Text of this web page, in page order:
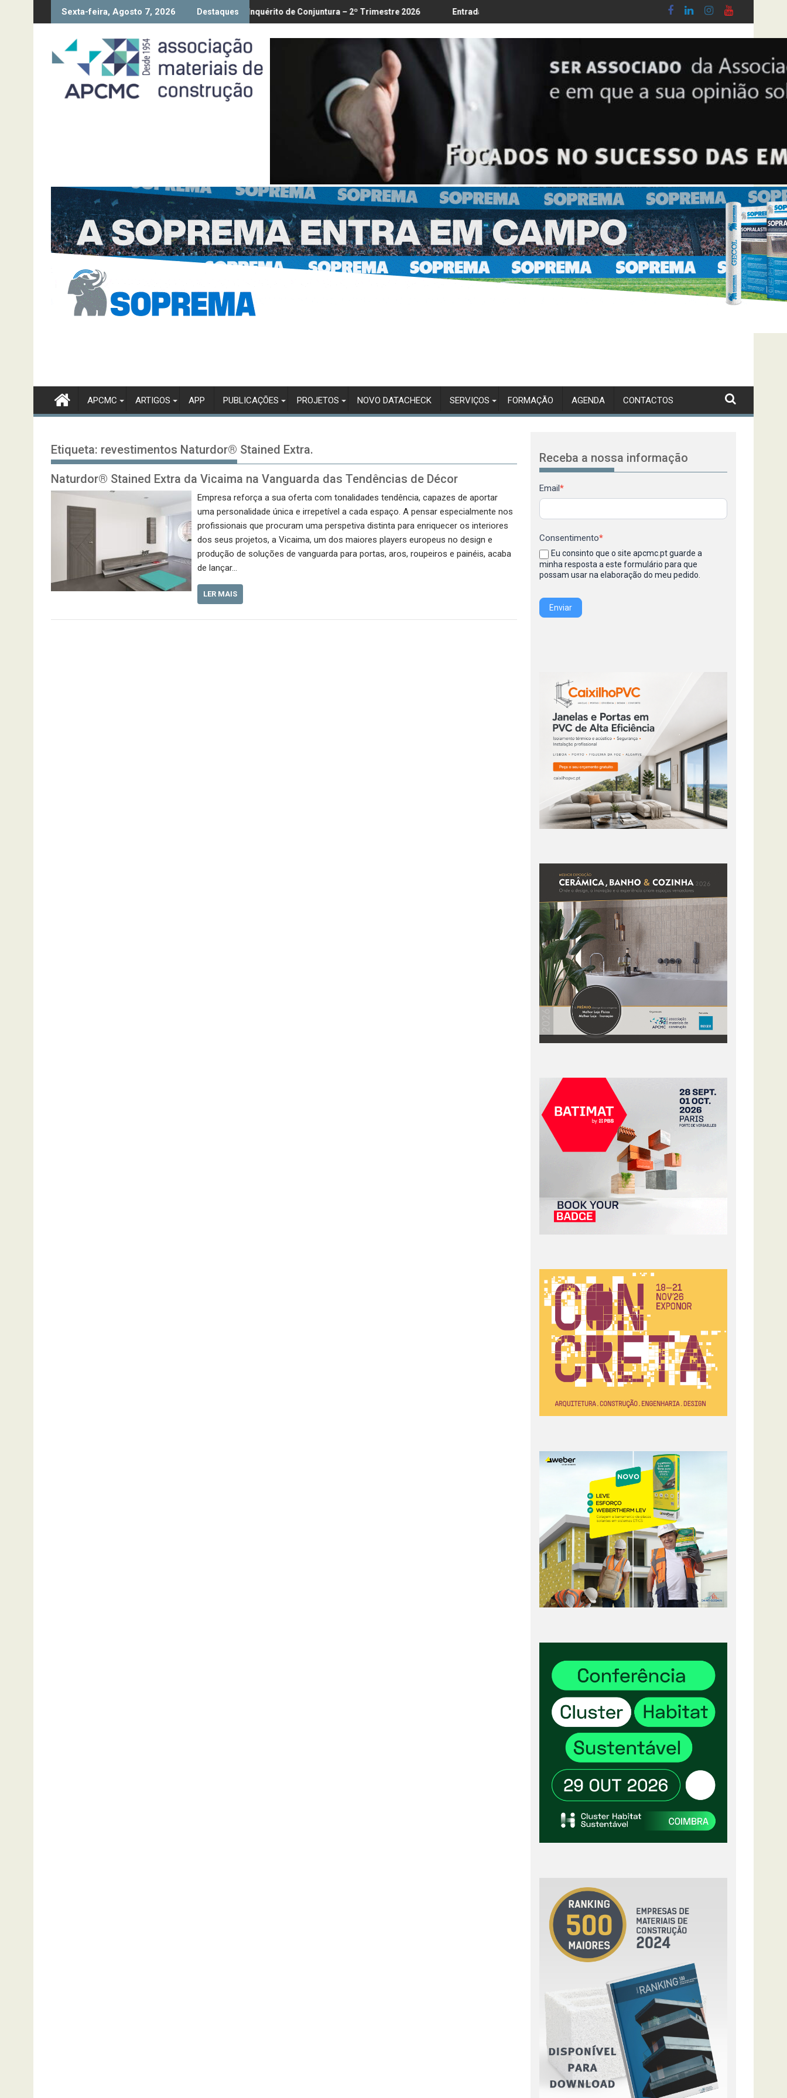
Sexta-feira, Agosto 7, 2026 Destaques
da Diretiva “Transparência Salarial” – Pedido de contributos até 18/8
Síntese Inquérito de Conjuntura – 2º Trimestre 2026 Entrada em vigor da regulamentação do Lobby - Lei n.º 5-A/2026, de 28 de Janeiro
Diploma de transposição da Diretiva
APCMC ARTIGOS APP PUBLICAÇÕES PROJETOS NOVO DATACHECK SERVIÇOS FORMAÇÃO AGENDA CONTACTOS
Etiqueta: revestimentos Naturdor® Stained Extra.
Naturdor® Stained Extra da Vicaima na Vanguarda das Tendências de Décor
Empresa reforça a sua oferta com tonalidades tendência, capazes de aportar
uma personalidade única e irrepetível a cada espaço. A pensar especialmente nos
profissionais que procuram uma perspetiva distinta para enriquecer os interiores
dos seus projetos, a Vicaima, um dos maiores players europeus no design e
produção de soluções de vanguarda para portas, aros, roupeiros e painéis, acaba
de lançar…
LER MAIS
Receba a nossa informação
Newsletter
Email *
Consentimento*
Eu consinto que o site apcmc.pt guarde a
minha resposta a este formulário para que
possam usar na elaboração do meu pedido.
Enviar